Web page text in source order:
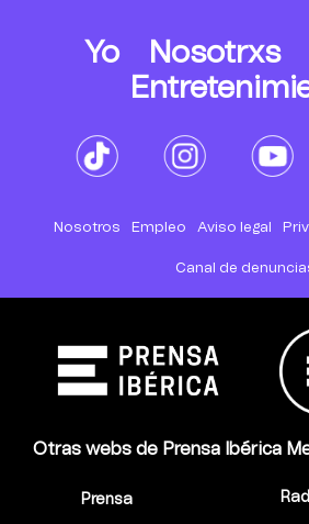
Yo Nosotrxs
Nosotros Empleo Aviso legal
Canal de
Otras webs de Prensa Ibérica
Prensa